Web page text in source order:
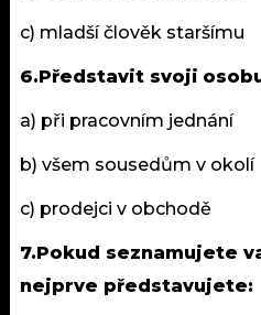
c) mladší člověk staršímu
6.Představit svoji
a) při pracovním jednání
b) všem sousedům v okolí
c) prodejci v obchodě
7.Pokud seznamujete
nejprve představujete: